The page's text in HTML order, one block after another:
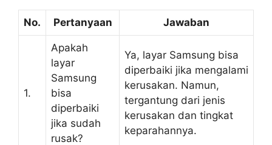
No. Pertanyaan Jawaban
1.
Apakah
layar
Samsung
bisa
diperbaiki
jika sudah
rusak?
Ya, layar Samsung bisa
diperbaiki jika mengalami
kerusakan. Namun,
tergantung dari jenis
kerusakan dan tingkat
keparahannya.